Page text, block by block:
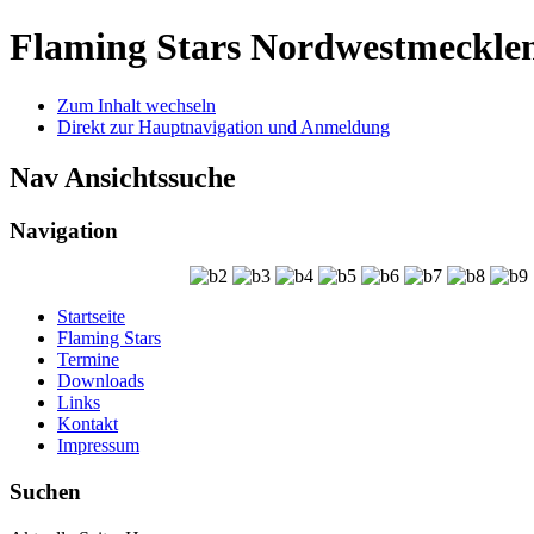
Flaming Stars
Zum Inhalt wechseln
Direkt zur Hauptnavigation und Anmeldung
Nav Ansichtssuche
Navigation
Startseite
Flaming Stars
Termine
Downloads
Links
Kontakt
Impressum
Suchen